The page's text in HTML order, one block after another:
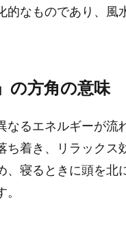
的なものであり、
の方角の意味
なるエネルギーが
ち着き、リラック
、寝るときに頭を